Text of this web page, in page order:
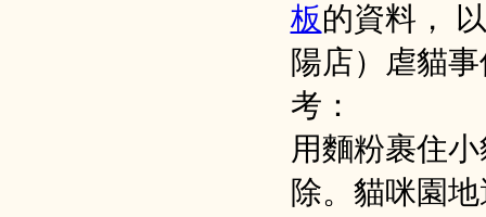
板的資料，
陽店）虐貓
考：
用麵粉裹住
除。貓咪園